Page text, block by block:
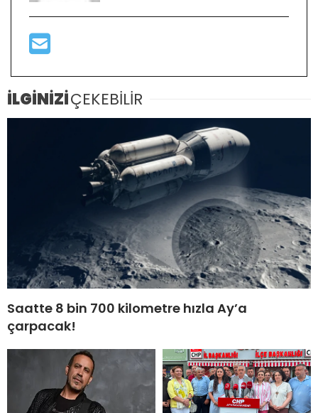
İLGİNİZİÇEKEBİLİR
Saatte 8 bin 700 kilometre hızla Ay’a
çarpacak!